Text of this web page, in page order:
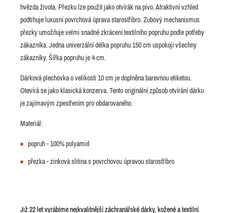
hvězda života. Přezku lze použít jako otvírák na pivo. Atraktivní vzhled
podtrhuje luxusní povrchová úprava starostříbro. Zubový mechanismus
přezky umožňuje velmi snadné zkrácení textilního popruhu podle potřeby
zákazníka. Jedna univerzální délka popruhu 150 cm uspokojí všechny
zákazníky. Šířka popruhu je 4 cm.
Dárková plechovka o velikosti 10 cm je doplněna barevnou etiketou.
Otevírá se jako klasická konzerva. Tento originální způsob otvírání dárku
je zajímavým zpestřením pro obdarovaného.
Materiál:
popruh - 100% polyamid
přezka - zinková slitina s povrchovou úpravou starostříbro
Již 22 let vyrábíme nejkvalitnější záchranářské dárky, kožené a textilní